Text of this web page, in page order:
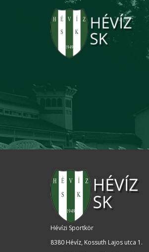
Hévízi Sportkör
8380 Hévíz, Kossuth Lajos utca 1 .